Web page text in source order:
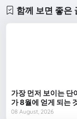
함께 보면 좋은
가장 먼저 보이는 단
가 8월에 얻게 되는
08 August, 2026